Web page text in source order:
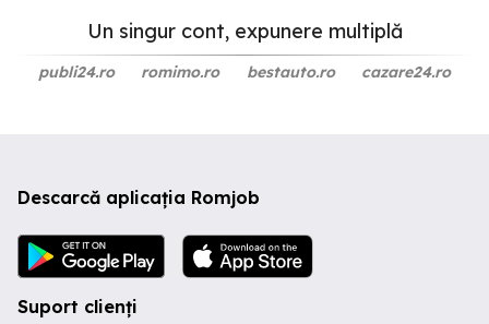
Un singur cont, expunere multiplă
publi24.ro romimo.ro bestauto.ro cazare24.ro
Descarcă aplicația Romjob
Suport clienți